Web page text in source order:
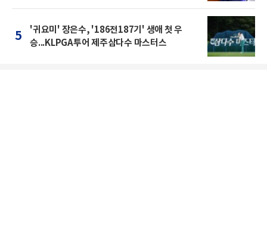
5
'귀요미' 장은수, '186전187기' 생애 첫 우
승...KLPGA투어 제주삼다수 마스터스